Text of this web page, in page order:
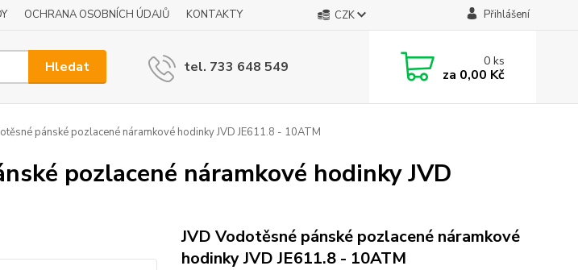
OCHRANA OSOBNÍCH ÚDAJŮ KONTAKTY CZK Přihlášení
Hledat tel. 733 648 549 0ks
za 0,00 Kč
pánské pozlacené náramkové hodinky JVD JE611.8 - 10ATM
pozlacené náramkové hodinky JVD
JVD Vodotěsné pánské pozlacené náramkové
hodinky JVD JE611.8 - 10ATM